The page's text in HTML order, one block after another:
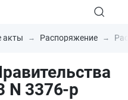
акты Распоряжение
N 3376-р